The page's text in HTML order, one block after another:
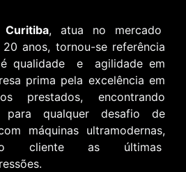
, atua no mercado
anos, tornou-se referência
qualidade e agilidade em
prima pela excelência em
prestados, encontrando
para qualquer desafio de
máquinas ultramodernas,
cliente as últimas